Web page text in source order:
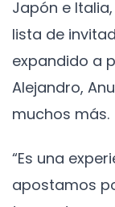
Japón e
lista de
expandido a
Alejandro,
muchos más.
“Es una
apostamos